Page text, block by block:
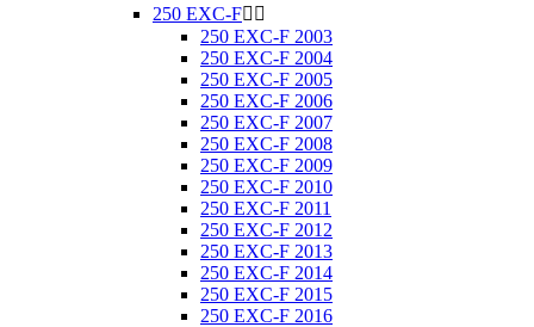
250 EXC-F 
250 EXC-F 2003
250 EXC-F 2004
250 EXC-F 2005
250 EXC-F 2006
250 EXC-F 2007
250 EXC-F 2008
250 EXC-F 2009
250 EXC-F 2010
250 EXC-F 2011
250 EXC-F 2012
250 EXC-F 2013
250 EXC-F 2014
250 EXC-F 2015
250 EXC-F 2016